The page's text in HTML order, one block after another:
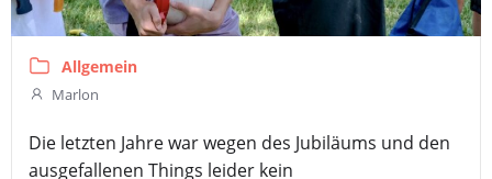
Allgemein
Marlon
Die letzten Jahre war wegen des Jubiläums und den
ausgefallenen Things leider kein